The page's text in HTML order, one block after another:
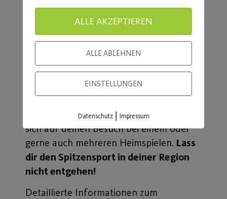
12.00 Uhr
Dienstag und Donnerstag von 13.00 –
16.00 Uhr
Bitte beachte, dass derzeit ausschließlich
eine Barzahlung möglich ist.
Dein Post SV und insbesondere die
sowie alle weiteren
Bundesligisten des Sportbündnis freuen
sich auf deinen Besuch bei einem oder
gerne auch mehreren Heimspielen. Lass
dir den Spitzensport in deiner Region
nicht entgehen!
Detaillierte Informationen zum
ALLE AKZEPTIEREN
ALLE ABLEHNEN
EINSTELLUNGEN
Datenschutz| Impressum